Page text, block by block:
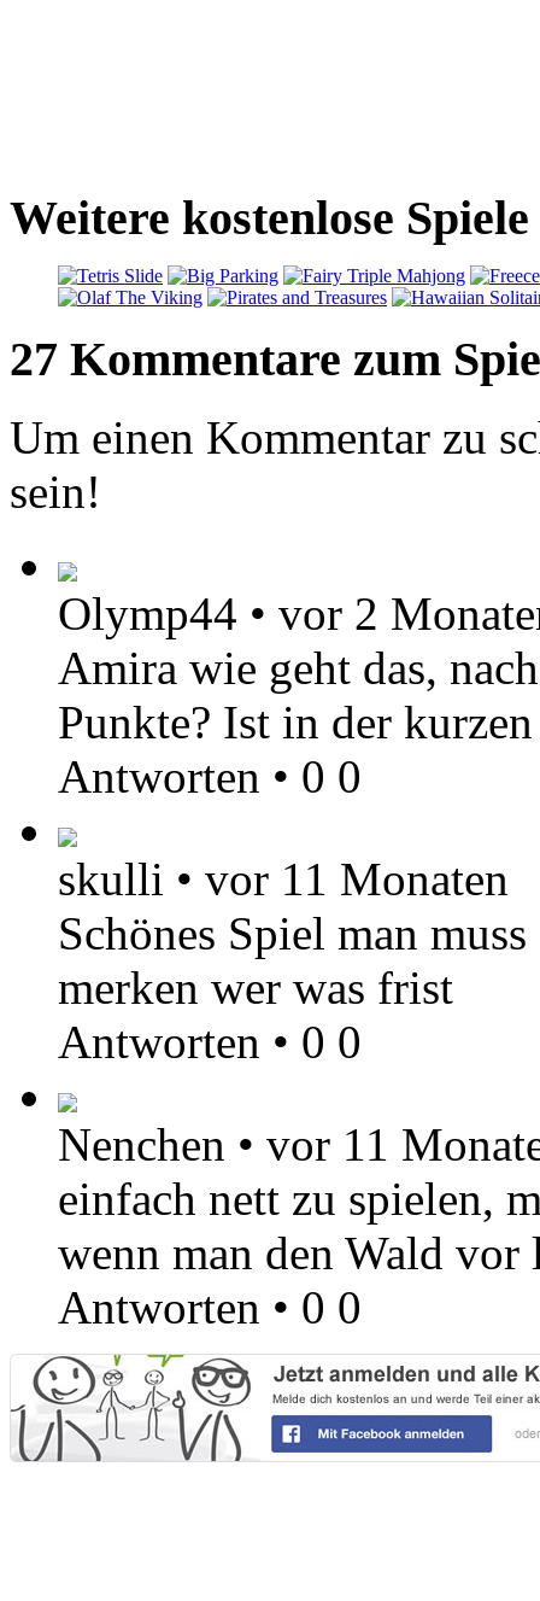
Weitere kostenlose
27 Kommentare zum
Um einen Kommentar zu
sein!
Olymp44 • vor 2
Amira wie geht das,
Punkte? Ist in der
Antworten • 0 0
skulli • vor 11 Monaten
Schönes Spiel man
merken wer was frist
Antworten • 0 0
Nenchen • vor 11
einfach nett zu spielen,
wenn man den Wald
Antworten • 0 0